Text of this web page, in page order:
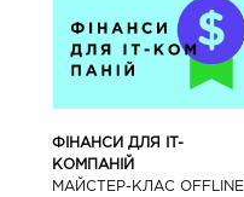
ФІНАНСИ ДЛЯ IT-
КОМПАНІЙ
МАЙСТЕР-КЛАС OFFLINE